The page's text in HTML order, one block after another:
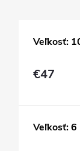
Veľkosť:
€47
Veľkosť: 6